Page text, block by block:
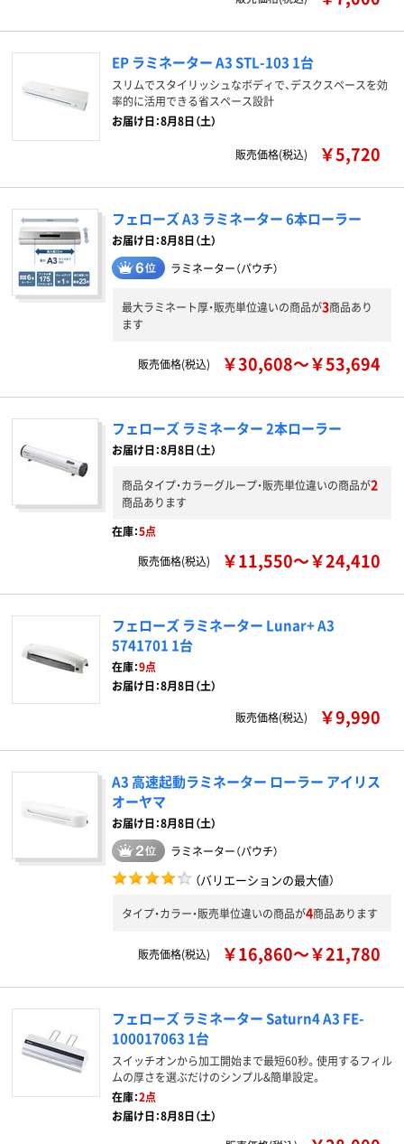
EP ラミネーター A3 STL-103 1台
スリムでスタイリッシュなボディで、デスクスペースを効
率的に活用できる省スペース設計
お届け日：8月8日（土）
販売価格(税込) ￥5,720
フェローズ A3 ラミネーター 6本ローラー
お届け日：8月8日（土）
ラミネーター（パウチ）
最大ラミネート厚・販売単位違いの商品が3商品あり
ます
販売価格(税込) ￥30,608～￥53,694
フェローズ ラミネーター 2本ローラー
お届け日：8月8日（土）
商品タイプ・カラーグループ・販売単位違いの商品が2
商品あります
在庫：5点
販売価格(税込)
￥11,550～￥24,410
フェローズ ラミネーター Lunar+ A3
5741701 1台
在庫：9点
お届け日：8月8日（土）
販売価格(税込) ￥9,990
A3 高速起動ラミネーター ローラー アイリス
オーヤマ
お届け日：8月8日（土）
ラミネーター（パウチ）
（バリエーションの最大値）
タイプ・カラー・販売単位違いの商品が4商品あります
販売価格(税込) ￥16,860～￥21,780
フェローズ ラミネーター Saturn4 A3 FE-
100017063 1台
スイッチオンから加工開始まで最短60秒。使用するフィル
ムの厚さを選ぶだけのシンプル&簡単設定。
在庫：2点
お届け日：8月8日（土）